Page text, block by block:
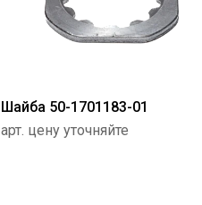
Шайба 50-1701183-01
арт. цену уточняйте